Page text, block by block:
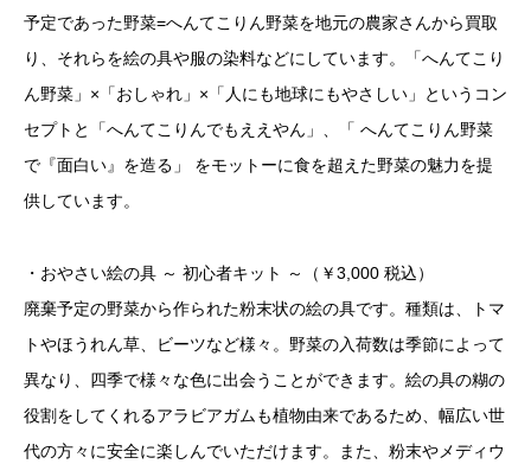
予定であった野菜=へんてこりん野菜を地元の農家さんから買取
り、それらを絵の具や服の染料などにしています。「へんてこり
ん野菜」×「おしゃれ」×「人にも地球にもやさしい」というコン
セプトと「へんてこりんでもええやん」、「 へんてこりん野菜
で『面白い』を造る」 をモットーに食を超えた野菜の魅力を提
供しています。
・おやさい絵の具 ～ 初心者キット ～（￥3,000 税込）
廃棄予定の野菜から作られた粉末状の絵の具です。種類は、トマ
トやほうれん草、ビーツなど様々。野菜の入荷数は季節によって
異なり、四季で様々な色に出会うことができます。絵の具の糊の
役割をしてくれるアラビアガムも植物由来であるため、幅広い世
代の方々に安全に楽しんでいただけます。また、粉末やメディウ